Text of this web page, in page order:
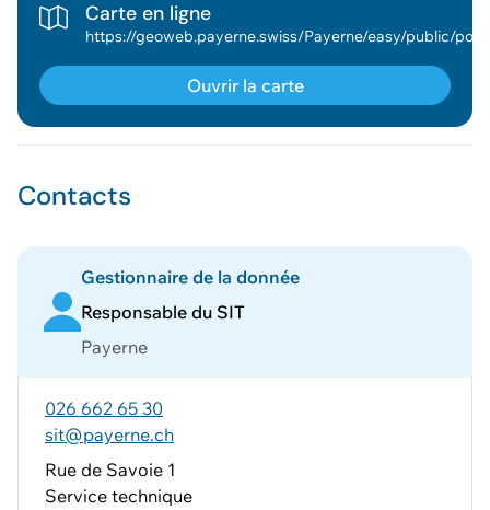
Contacts
Gestionnaire de la donnée
Responsable du SIT
Payerne
026 662 65 30
sit@payerne.ch
Rue de Savoie 1
Service technique
Carte en ligne
Ouvrir la carte